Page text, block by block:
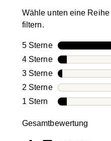
Wähle unten eine
filtern.
5 SterneSterne
4 SterneSterne
3 SterneSterne
2 SterneSterne
1 Stern Sterne
Gesamtbewertung